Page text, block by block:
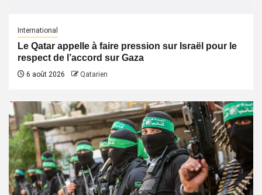
International
Le Qatar appelle à faire pression sur Israël pour le
respect de l’accord sur Gaza
6 août 2026 Qatarien